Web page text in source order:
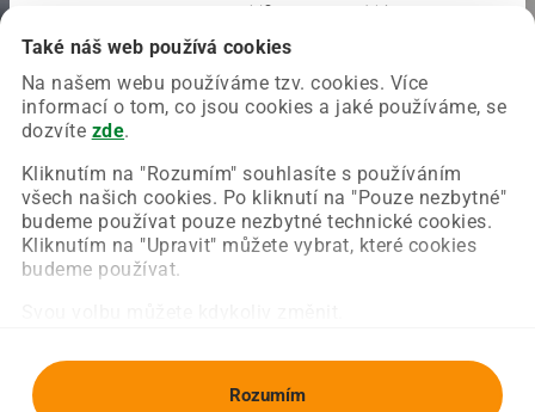
Také náš web používá cookies
Na našem webu používáme tzv. cookies. Více
informací o tom, co jsou cookies a jaké používáme, se
dozvíte zde.
Kliknutím na "Rozumím" souhlasíte s používáním
všech našich cookies. Po kliknutí na "Pouze nezbytné"
budeme používat pouze nezbytné technické cookies.
Kliknutím na "Upravit" můžete vybrat, které cookies
budeme používat.
Rozumím
Chyba nastala na naší straně a už ji opravujeme.
Zkuste prosím znovu načíst požadovanou stránku.
Obnovit stránku Úvodní strana